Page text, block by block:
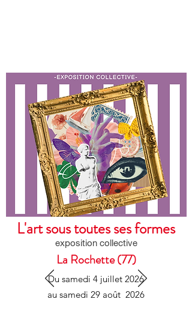
L'art sous toutes ses formes
exposition collective
La Rochette (77)
Du samedi 4 juillet 2026
au samedi 29 août 2026